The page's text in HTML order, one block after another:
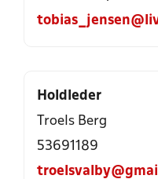
Holdleder
Troels Berg
53691189